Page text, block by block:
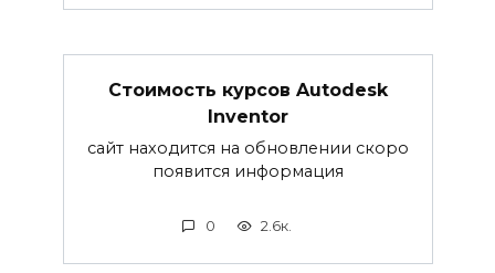
Стоимость курсов Autodesk
Inventor
сайт находится на обновлении скоро
появится информация
0 2.6к.